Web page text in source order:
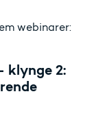
webinarer:
klynge 2: